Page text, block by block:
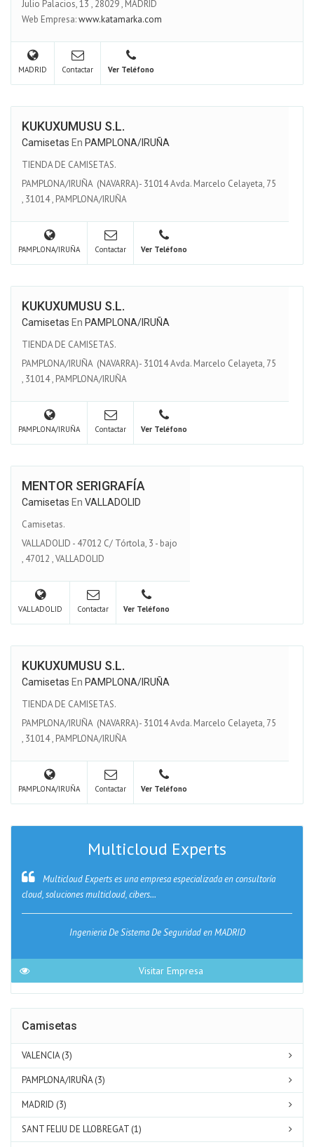
Julio Palacios, 13 , 28029, MADRID
Web Empresa:www.katamarka.com
MADRID Contactar Ver Teléfono
KUKUXUMUSU S.L.
Camisetas En PAMPLONA/IRUÑA
TIENDA DE CAMISETAS.
PAMPLONA/IRUÑA (NAVARRA)- 31014 Avda. Marcelo Celayeta, 75
, 31014, PAMPLONA/IRUÑA
PAMPLONA/IRUÑA Contactar Ver Teléfono
KUKUXUMUSU S.L.
Camisetas En PAMPLONA/IRUÑA
TIENDA DE CAMISETAS.
PAMPLONA/IRUÑA (NAVARRA)- 31014 Avda. Marcelo Celayeta, 75
, 31014, PAMPLONA/IRUÑA
PAMPLONA/IRUÑA Contactar Ver Teléfono
MENTOR SERIGRAFÍA
Camisetas En VALLADOLID
Camisetas.
VALLADOLID - 47012 C/ Tórtola, 3 - bajo
, 47012 ,VALLADOLID
VALLADOLID Contactar Ver Teléfono
KUKUXUMUSU S.L.
Camisetas En PAMPLONA/IRUÑA
TIENDA DE CAMISETAS.
PAMPLONA/IRUÑA (NAVARRA)- 31014 Avda. Marcelo Celayeta, 75
, 31014, PAMPLONA/IRUÑA
PAMPLONA/IRUÑA Contactar Ver Teléfono
Multicloud Experts
Multicloud Experts es una empresa especializada en consultoría
cloud, soluciones multicloud, cibers...
Ingenieria De Sistema De Seguridad en MADRID
Visitar Empresa
Camisetas
VALENCIA (3)
PAMPLONA/IRUÑA (3)
MADRID (3)
SANT FELIU DE LLOBREGAT (1)